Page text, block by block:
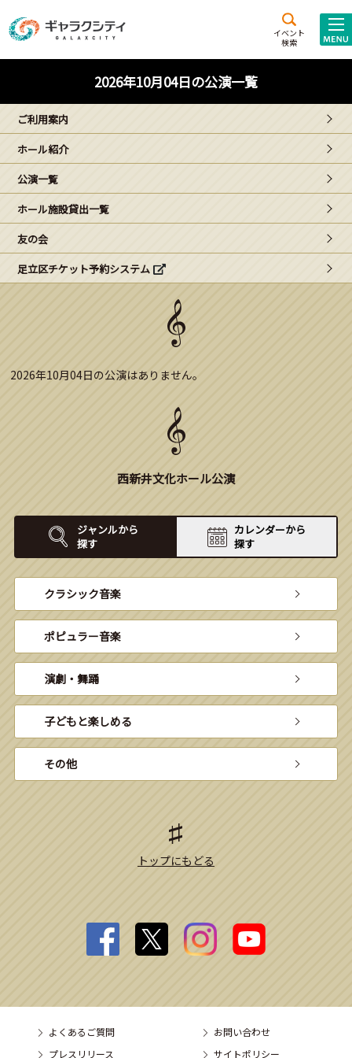
イベント
検索
施設案内
西新井
文化ホール
ギャラクシティとは
こどもみーてぃんぐ
Gがくえん
ブランドからのお知らせ
2026年10月04日の公演一覧
ご利用案内
ホール紹介
公演一覧
ホール施設貸出一覧
友の会
足立区チケット予約システム
2026年10月04日の公演はありません。
西新井文化ホール公演
ジャンルから
探す
カレンダーから
探す
クラシック音楽
ポピュラー音楽
演劇・舞踊
子どもと楽しめる
その他
トップにもどる
よくあるご質問
お問い合わせ
プレスリリース
サイトポリシー